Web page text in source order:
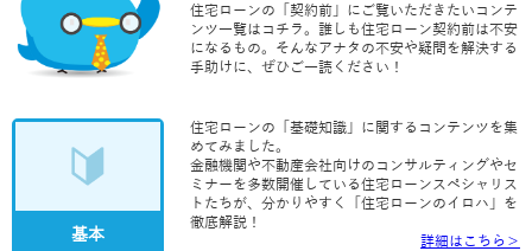
住宅ローンの「契約前」にご覧いただきたいコンテ
ンツ一覧はコチラ。誰しも住宅ローン契約前は不安
になるもの。そんなアナタの不安や疑問を解決する
手助けに、ぜひご一読ください！
基本
住宅ローンの「基礎知識」に関するコンテンツを集
めてみました。
金融機関や不動産会社向けのコンサルティングやセ
ミナーを多数開催している住宅ローンスペシャリス
トたちが、分かりやすく「住宅ローンのイロハ」を
徹底解説！
詳細はこちら＞